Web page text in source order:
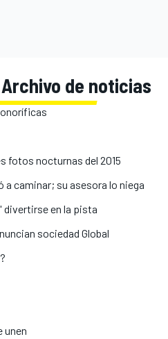
de noticias
fotos nocturnas del 2015
a caminar; su asesora lo niega
divertirse en la pista
sociedad Global
unen